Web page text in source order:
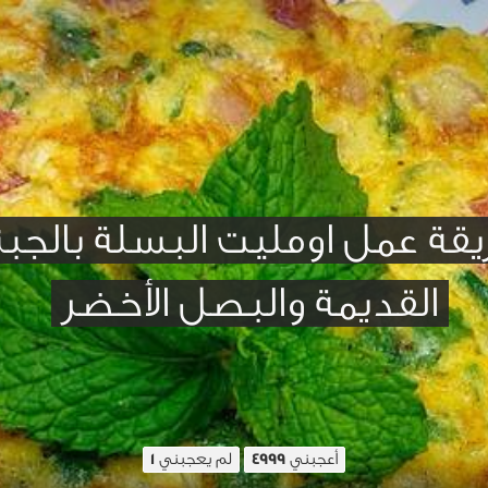
عمل اومليت البسلة
القديمة والبصل الأخضر
أعجبني 4999 لم يعجبني 1